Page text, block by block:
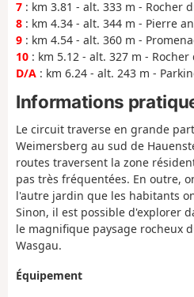
7 : km 3.81 - alt. 333 m - Rocher
8 : km 4.34 - alt. 344 m - Pierre
9 : km 4.54 - alt. 360 m -
10 : km 5.12 - alt. 327 m -
D/A : km 6.24 - alt. 243 m -
Informations
Le circuit traverse en grande
Weimersberg au sud de
routes traversent la zone
pas très fréquentées. En outre,
l'autre jardin que les habitants
Sinon, il est possible d'explorer
le magnifique paysage rocheux
Wasgau.
Équipement